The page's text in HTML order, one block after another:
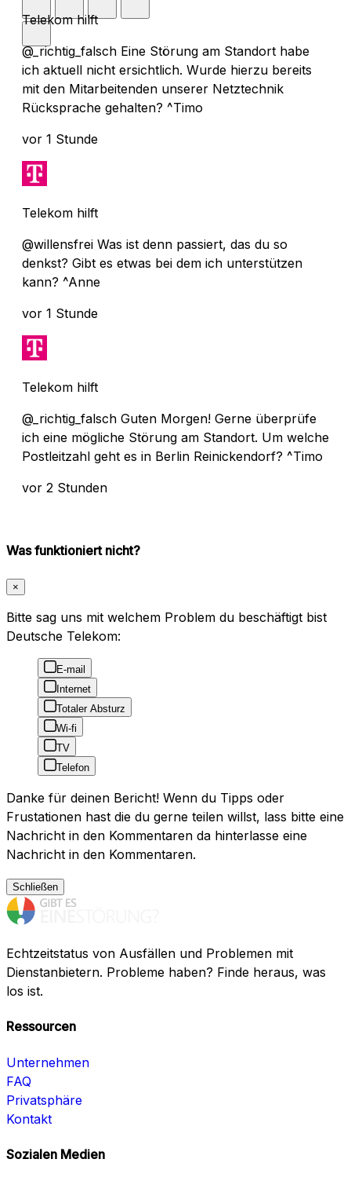
Telekom hilft
@_richtig_falsch Eine Störung am Standort habe
ich aktuell nicht ersichtlich. Wurde hierzu bereits
mit den Mitarbeitenden unserer Netztechnik
Rücksprache gehalten? ^Timo
vor 1 Stunde
Telekom hilft
@willensfrei Was ist denn passiert, das du so
denkst? Gibt es etwas bei dem ich unterstützen
kann? ^Anne
vor 1 Stunde
Telekom hilft
@_richtig_falsch Guten Morgen! Gerne überprüfe
ich eine mögliche Störung am Standort. Um welche
Postleitzahl geht es in Berlin Reinickendorf? ^Timo
vor 2 Stunden
Was funktioniert nicht?
×
Bitte sag uns mit welchem Problem du beschäftigt bist
Deutsche Telekom:
E-mail
Internet
Totaler Absturz
Wi-fi
TV
Telefon
Danke für deinen Bericht! Wenn du Tipps oder
Frustationen hast die du gerne teilen willst, lass bitte eine
Nachricht in den Kommentaren da hinterlasse eine
Nachricht in den Kommentaren.
Schließen
Echtzeitstatus von Ausfällen und Problemen mit
Dienstanbietern. Probleme haben? Finde heraus, was
los ist.
Ressourcen
Unternehmen
FAQ
Privatsphäre
Kontakt
Sozialen Medien